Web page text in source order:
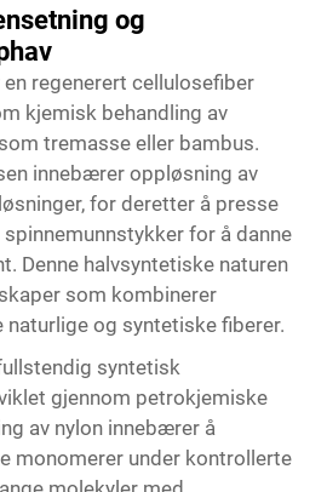
og
regenerert cellulosefiber
kjemisk behandling av
tremasse eller bambus.
innebærer oppløsning av
for deretter å presse
for å danne
Denne halvsyntetiske naturen
som kombinerer
naturlige og syntetiske fiberer.
syntetisk
gjennom petrokjemiske
av nylon innebærer å
monomerer under kontrollerte